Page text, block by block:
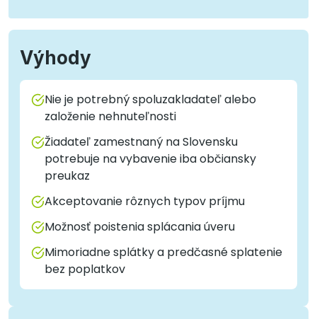
Výhody
Nie je potrebný spoluzakladateľ alebo
založenie nehnuteľnosti
Žiadateľ zamestnaný na Slovensku
potrebuje na vybavenie iba občiansky
preukaz
Akceptovanie rôznych typov príjmu
Možnosť poistenia splácania úveru
Mimoriadne splátky a predčasné splatenie
bez poplatkov